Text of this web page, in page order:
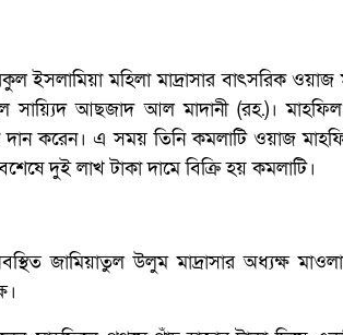
ইসলামিয়া মহিলা মাদ্রাসার বাৎসরিক ওয়াজ
আছজাদ আল মাদানী (রহ.)। মাহফিল
করেন। এ সময় তিনি কমলাটি ওয়াজ
দুই লাখ টাকা দামে বিক্রি হয় কমলাটি।
জামিয়াতুল উলুম মাদ্রাসার অধ্যক্ষ